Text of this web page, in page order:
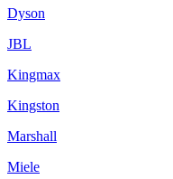
Dyson
JBL
Kingmax
Kingston
Marshall
Miele